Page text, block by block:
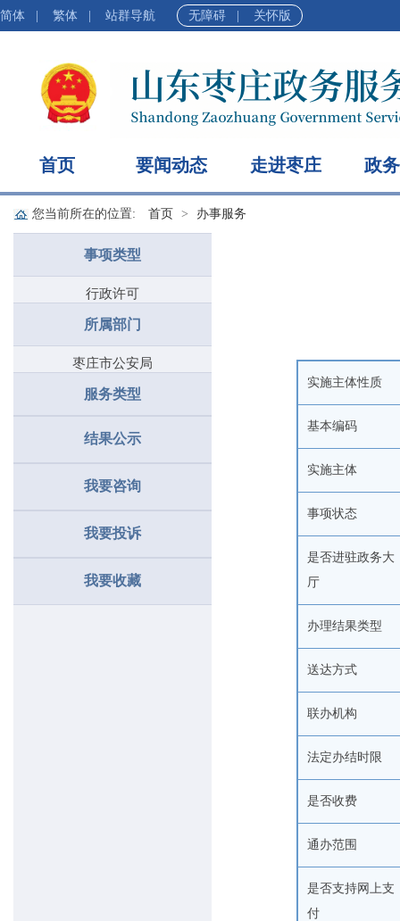
简体 繁体 站群导航 无障碍 关怀版
首页 要闻动态 走进枣庄 政
您当前所在的位置: 首页 办事服务
事项类型
行政许可
所属部门
枣庄市公安局
服务类型
结果公示
我要咨询
我要投诉
我要收藏
实施主体性质
基本编码
实施主体
事项状态
是否进驻政务大
厅
办理结果类型
送达方式
联办机构
法定办结时限
是否收费
通办范围
是否支持网上支
付